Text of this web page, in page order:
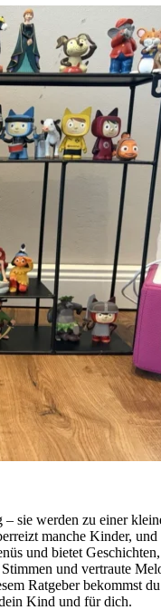
sie werden zu einer
manche Kinder,
und bietet
und vertraute
Ratgeber
Kind und für dich.